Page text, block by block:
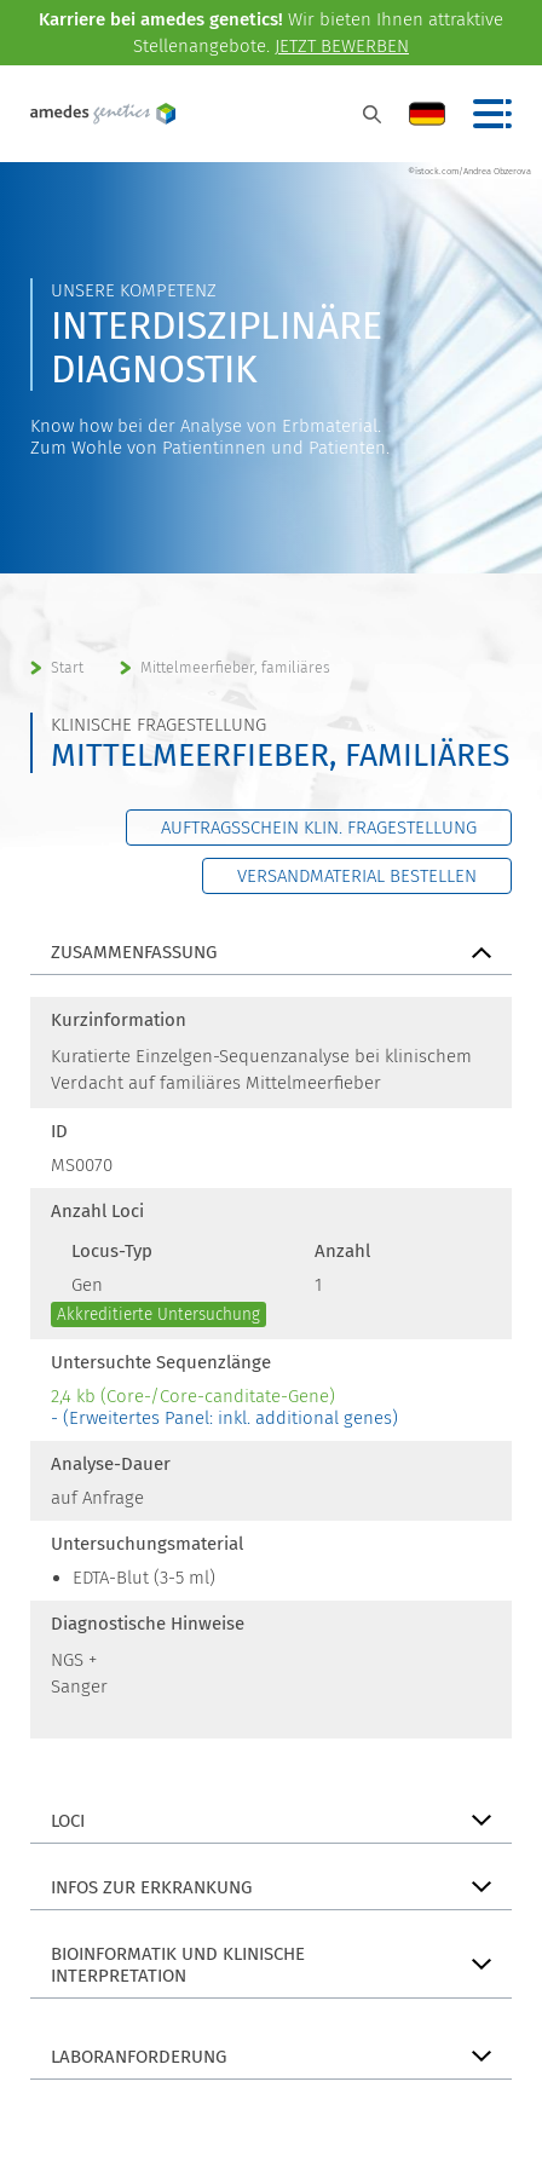
Karriere bei amedes genetics! Wir bieten Ihnen attraktive
Stellenangebote. JETZT BEWERBEN
©istock.com/Andrea Obzerova
UNSERE KOMPETENZ
INTERDISZIPLINÄRE
DIAGNOSTIK
Know how bei der Analyse von Erbmaterial.
Zum Wohle von Patientinnen und Patienten.
Start Mittelmeerfieber, familiäres
KLINISCHE FRAGESTELLUNG
MITTELMEERFIEBER, FAMILIÄRES
AUFTRAGSSCHEIN KLIN. FRAGESTELLUNG
VERSANDMATERIAL BESTELLEN
ZUSAMMENFASSUNG
Kurzinformation
Kuratierte Einzelgen-Sequenzanalyse bei klinischem
Verdacht auf familiäres Mittelmeerfieber
ID
MS0070
Anzahl Loci
Locus-Typ
Anzahl
Gen
1
Akkreditierte Untersuchung
Untersuchte Sequenzlänge
2,4 kb (Core-/Core-canditate-Gene)
- (Erweitertes Panel: inkl. additional genes)
Analyse-Dauer
auf Anfrage
Untersuchungsmaterial
EDTA-Blut (3-5 ml)
Diagnostische Hinweise
NGS +
Sanger
LOCI
INFOS ZUR ERKRANKUNG
BIOINFORMATIK UND KLINISCHE
INTERPRETATION
LABORANFORDERUNG